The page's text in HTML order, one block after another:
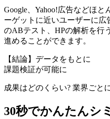
Google、Yahoo!広告などほ
ーゲットに近いユーザーに
のABテスト、HPの解析を行
進めることができます。
【結論】データをもとに
課題検証が可能に
成果はどのくらい? 業界ごと
30秒でかんたんシ